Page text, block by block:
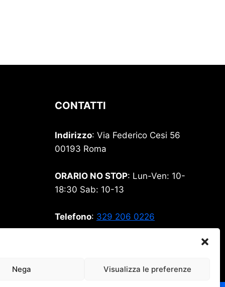
Nega Visualizza le preferenze
CONTATTI
Indirizzo: Via Federico Cesi 56
00193 Roma
ORARIO NO STOP: Lun-Ven: 10-
18:30 Sab: 10-13
Telefono: 329 206 0226